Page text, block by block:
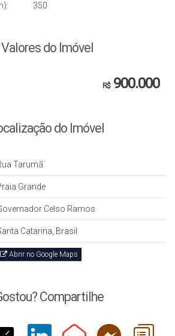
350
Valores do Imóvel
R$900.000
do Imóvel
Tarumã
Grande
Celso Ramos
Catarina, Brasil
Abrir no Google Maps
Compartilhe